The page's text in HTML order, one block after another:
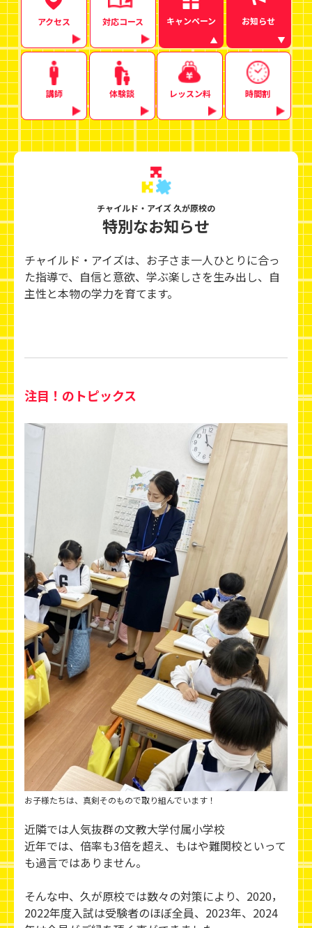
アクセス 対応コース キャンペーン お知らせ
講師 体験談 レッスン料 時間割
チャイルド・アイズ 久が原校の
特別なお知らせ
チャイルド・アイズは、お子さま一人ひとりに合っ
た指導で、自信と意欲、学ぶ楽しさを生み出し、 自
主性と本物の学力を育てます。
注目！のトピックス
お子様たちは、真剣そのもので取り組んでいます！
近隣では人気抜群の文教大学付属小学校
近年では、倍率も3倍を超え、もはや難関校といって
も過言ではありません。
そんな中、久が原校では数々の対策により、2020，
2022年度入試は受験者のほぼ全員、2023年、2024